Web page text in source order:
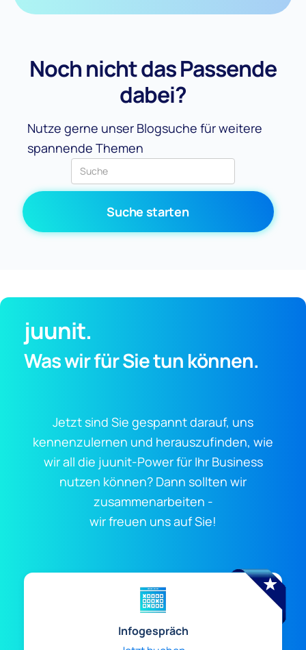
Noch nicht das Passende
dabei?
Nutze gerne unser Blogsuche für weitere
spannende Themen
juunit.
Was wir für Sie tun können.
Jetzt sind Sie gespannt darauf, uns
kennenzulernen und herauszufinden, wie
wir all die juunit-Power für Ihr Business
nutzen können? Dann sollten wir
zusammenarbeiten -
wir freuen uns auf Sie!
Infogespräch